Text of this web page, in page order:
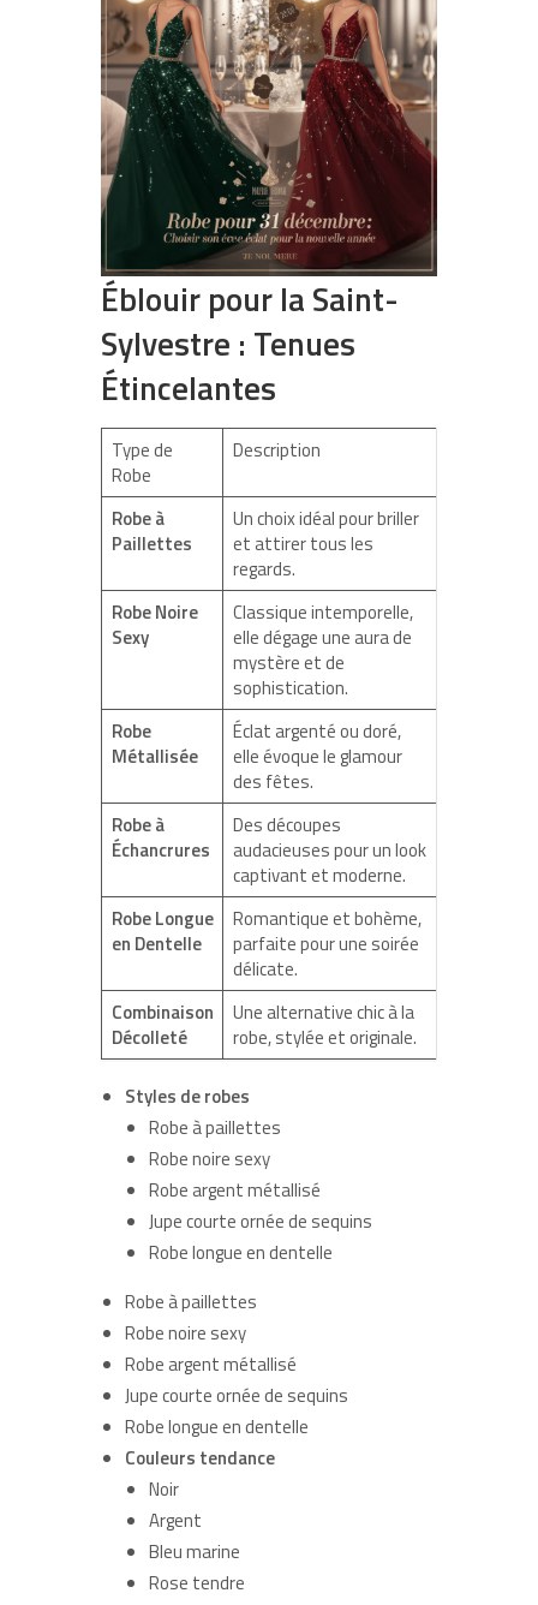
Éblouir pour la Saint-
Sylvestre : Tenues
Étincelantes
Type de
Robe
Description
Robe à
Paillettes
Un choix idéal pour briller
et attirer tous les
regards.
Robe Noire
Sexy
Classique intemporelle,
elle dégage une aura de
mystère et de
sophistication.
Robe
Métallisée
Éclat argenté ou doré,
elle évoque le glamour
des fêtes.
Robe à
Échancrures
Des découpes
audacieuses pour un look
captivant et moderne.
Robe Longue
en Dentelle
Romantique et bohème,
parfaite pour une soirée
délicate.
Combinaison
Décolleté
Une alternative chic à la
robe, stylée et originale.
Styles de robes
Robe à paillettes
Robe noire sexy
Robe argent métallisé
Jupe courte ornée de sequins
Robe longue en dentelle
Robe à paillettes
Robe noire sexy
Robe argent métallisé
Jupe courte ornée de sequins
Robe longue en dentelle
Couleurs tendance
Noir
Argent
Bleu marine
Rose tendre